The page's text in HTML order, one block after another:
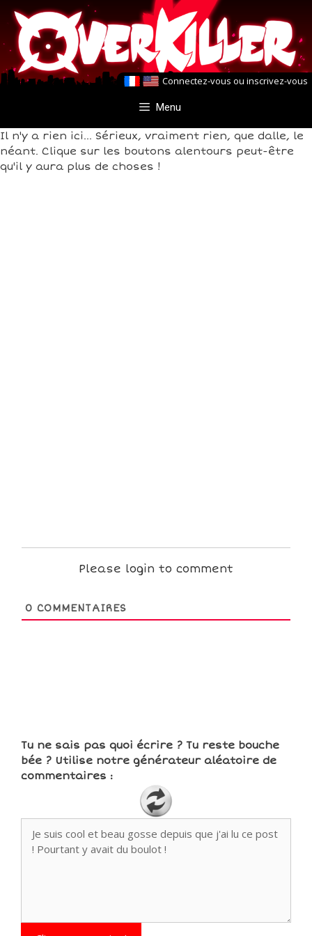
Aller
au
contenu
Aller
au
contenu
Connectez-vous ou inscrivez-vous
Menu
Il n'y a rien ici... Sérieux, vraiment rien, que dalle, le
néant. Clique sur les boutons alentours peut-être
qu'il y aura plus de choses !
Please login to comment
0 COMMENTAIRES
Tu ne sais pas quoi écrire ? Tu reste bouche
bée ? Utilise notre générateur aléatoire de
commentaires :